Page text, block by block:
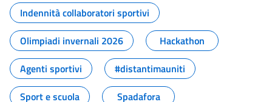
Indennità collaboratori sportivi
Olimpiadi invernali 2026
Hackathon
Agenti sportivi
#distantimauniti
Sport e scuola
Spadafora